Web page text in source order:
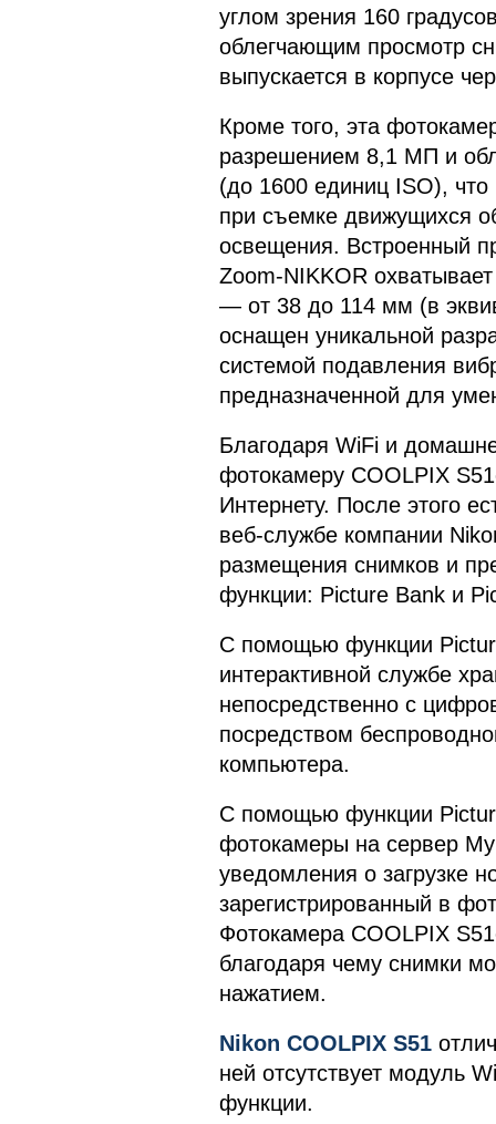
углом зрения 160
облегчающим просмотр
выпускается в корпусе
Кроме того, эта
разрешением 8,1 МП и
(до 1600 единиц ISO), что
при съемке движущихся
освещения. Встроенный
Zoom-NIKKOR
— от 38 до 114 мм (в
оснащен уникальной
системой подавления
предназначенной для
Благодаря WiFi и
фотокамеру COOLPIX
Интернету. После этого
веб-службе компании
размещения снимков и
функции: Picture Bank и
С помощью функции
интерактивной службе
непосредственно с
посредством
компьютера.
С помощью функции
фотокамеры на сервер
уведомления о загрузке
зарегистрированный в
Фотокамера COOLPIX
благодаря чему снимки
нажатием.
Nikon COOLPIX S51
ней отсутствует модуль
функции.